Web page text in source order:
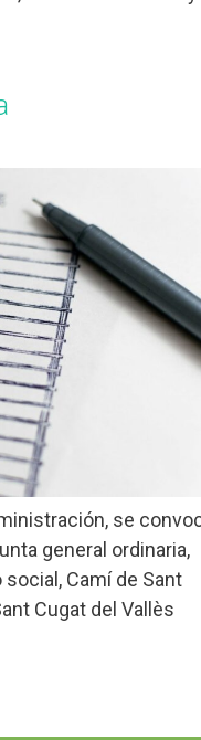
se
general ordinaria,
Camí de Sant
Cugat del Vallès